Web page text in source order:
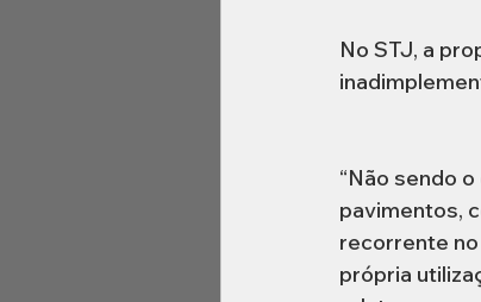
No STJ, a
“Não sendo
pavimentos,
recorrente
própria